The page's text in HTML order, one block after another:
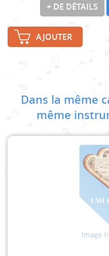
+ DE DÉTAILS
AJOUTER
Dans la même
même